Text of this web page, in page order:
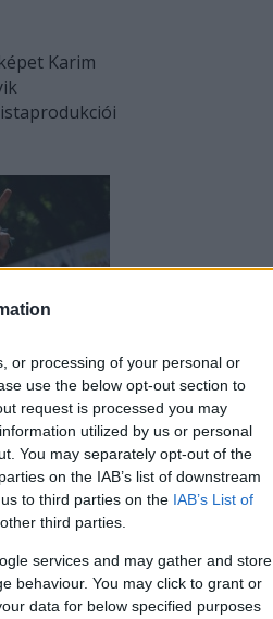
or processing of your personal or
use the below opt-out section to
request is processed you may
utilized by us or personal
You may separately opt-out of the
on the IAB’s list of downstream
to third parties on the IAB’s List of
third parties.
services and may gather and store
behaviour. You may click to grant or
data for below specified purposes
Karim